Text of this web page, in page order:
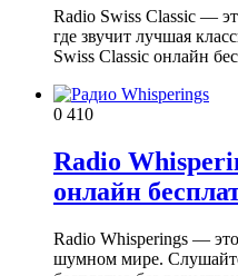
Radio Swiss Classic —
где звучит лучшая
Swiss Classic онлайн
0 410
Radio
онлайн
Radio Whisperings —
шумном мире.